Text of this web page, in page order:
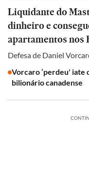
Liquidante do
dinheiro e
apartamentos nos
Defesa de Daniel
Vorcaro ‘perdeu' iate
bilionário canadense